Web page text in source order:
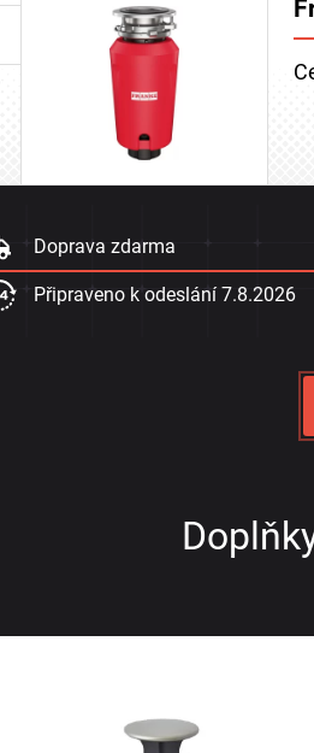
Doprava zdarma
Připraveno k odeslání 7.8.2026